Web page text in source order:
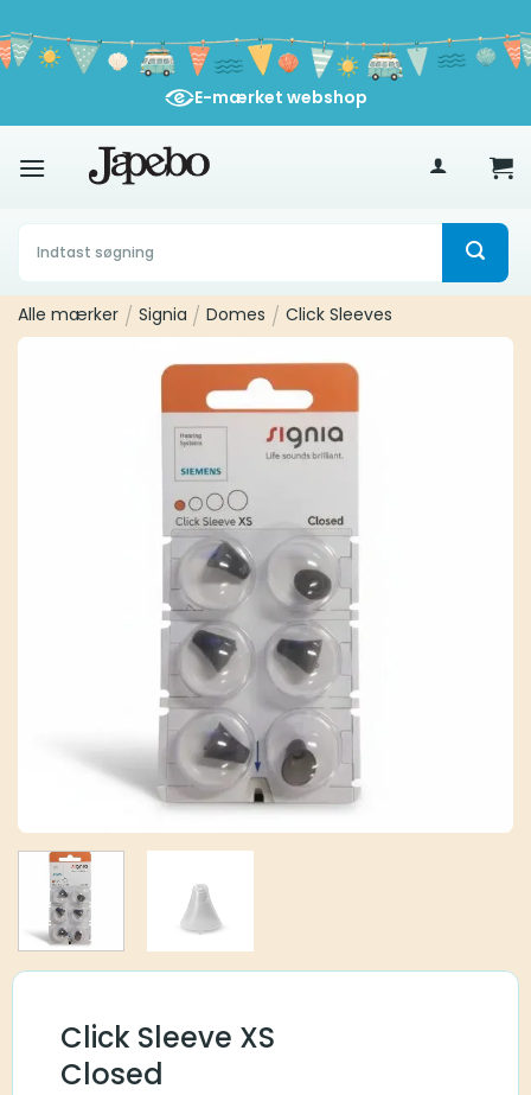
til
indhold
400
E-mærket webshop
Søg
efter:
Alle mærker / Signia / Domes / Click Sleeves
Click Sleeve XS
Closed